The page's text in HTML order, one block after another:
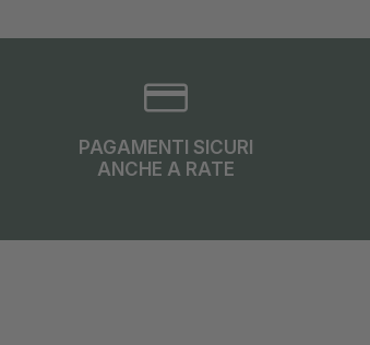
PAGAMENTI SICURI
ANCHE A RATE